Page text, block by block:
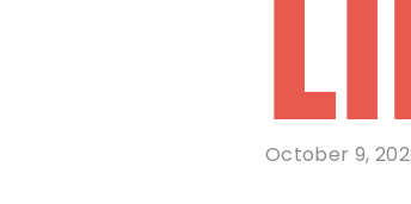
October 9,